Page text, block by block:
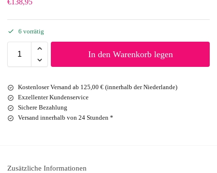
6 vorrätig
In den Warenkorb legen
Kostenloser Versand ab 125,00 € (innerhalb der Niederlande)
Exzellenter Kundenservice
Sichere Bezahlung
Versand innerhalb von 24 Stunden *
Zusätzliche Informationen